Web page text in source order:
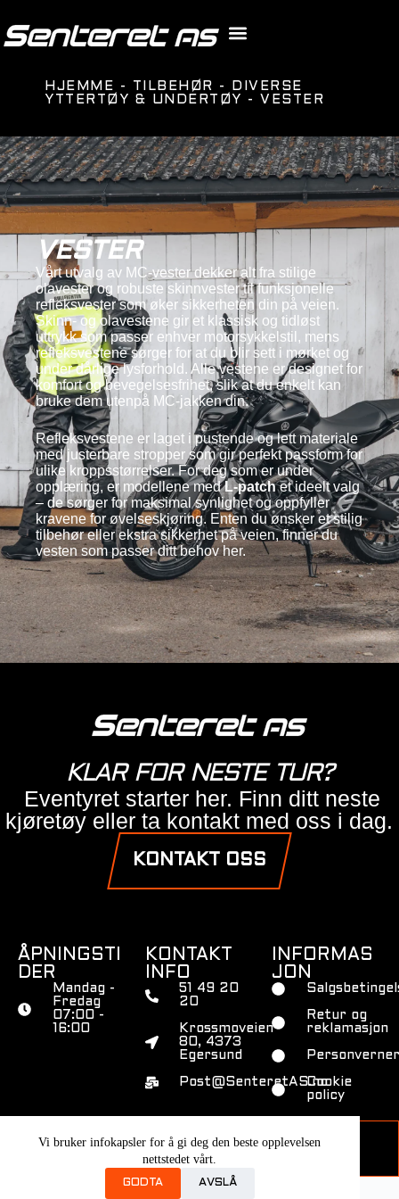
Vi bruker infokapsler for å gi deg den beste opplevelsen
nettstedet vårt.
GODTA AVSLÅ
HJEMME - TILBEHØR -
DIVERSE
YTTERTØY & UNDERTØY
- VESTER
VESTER
Vårt utvalg av MC-vester dekker alt fra stilige
olavester og robuste skinnvester til funksjonelle
refleksvester som øker sikkerheten din på veien.
Skinn- og olavestene gir et klassisk og tidløst
uttrykk som passer enhver motorsykkelstil, mens
refleksvestene sørger for at du blir sett i mørket og
under dårlige lysforhold. Alle vestene er designet for
komfort og bevegelsesfrihet, slik at du enkelt kan
bruke dem utenpå MC-jakken din.
Refleksvestene er laget i pustende og lett materiale
med justerbare stropper som gir perfekt passform for
ulike kroppsstørrelser. For deg som er under
opplæring, er modellene medL-patchet ideelt valg
– de sørger for maksimal synlighet og oppfyller
kravene for øvelseskjøring. Enten du ønsker et stilig
tilbehør eller ekstra sikkerhet på veien, finner du
vesten som passer ditt behov her.
KLAR FOR NESTE TUR?
Eventyret starter her. Finn ditt neste
kjøretøy eller ta kontakt med oss i dag.
KONTAKT OSS
ÅPNINGSTI
DER
Mandag -
Fredag
07:00 -
16:00
KONTAKT
INFO
51 49 20
20
Krossmoveien
80, 4373
Egersund
Post@SenteretAS.no
INFORMAS
JON
Retur og
reklamasjon
Cookie
policy
© 2026 Younic. All Rights Reserved.